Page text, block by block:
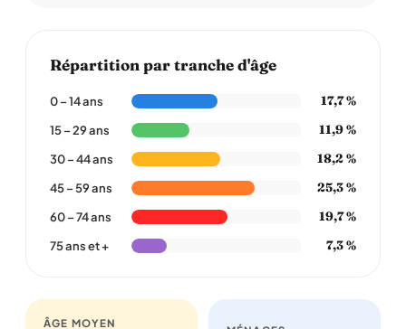
Répartition par tranche d'âge
0 – 14 ans 17,7 %
15 – 29 ans 11,9 %
30 – 44 ans 18,2 %
45 – 59 ans 25,3 %
60 – 74 ans 19,7 %
75 ans et + 7,3 %
ÂGE MOYEN